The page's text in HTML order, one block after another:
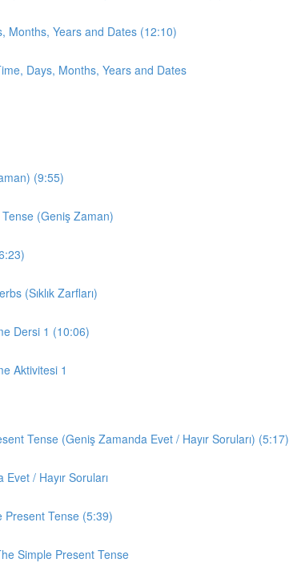
Months, Years and Dates (12:10)
Days, Months, Years and Dates
(9:55)
(Geniş Zaman)
(Sıklık Zarfları)
Dersi 1 (10:06)
Aktivitesi 1
Tense (Geniş Zamanda Evet / Hayır Soruları) (5:17)
/ Hayır Soruları
Present Tense (5:39)
Simple Present Tense